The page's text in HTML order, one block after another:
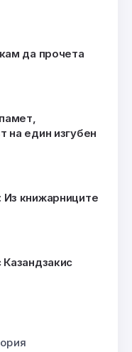
да прочета
на един изгубен
книжарниците